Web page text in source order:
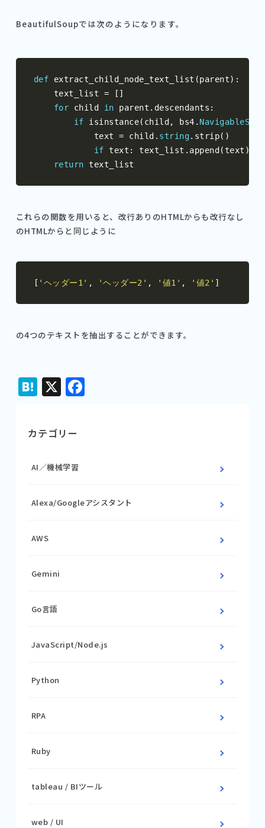
BeautifulSoupでは次のようになります。
def extract_child_node_text_list (parent):
    text_list
=
[]
for child in parent . descendants :
if isinstance( child , bs4 .
            text
= child . string. strip()
if text : text_list . append (text )
return text_list
これらの関数を用いると、改行ありのHTMLからも改行なし
のHTMLからと同じように
[ 'ヘッダー1' , 'ヘッダー2' , '値1' , '値2' ]
の4つのテキストを抽出することができます。
Hatena
X Facebook
カテゴリー
AI／機械学習
Alexa/Googleアシスタント
AWS
Gemini
Go言語
JavaScript/Node.js
Python
RPA
Ruby
tableau / BIツール
web / UI